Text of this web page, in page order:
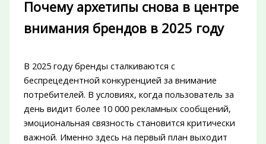
Почему архетипы снова в центре
внимания брендов в 2025 году
В 2025 году бренды сталкиваются с
беспрецедентной конкуренцией за внимание
потребителей. В условиях, когда пользователь за
день видит более 10 000 рекламных сообщений,
эмоциональная связность становится критически
важной. Именно здесь на первый план выходит